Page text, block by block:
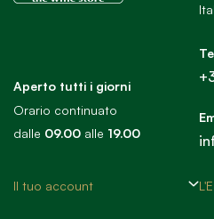
Aperto tutti i giorni
Orario continuato
dalle 09.00 alle 19.00
Il tuo account